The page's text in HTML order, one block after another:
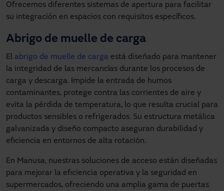
Ofrecemos diferentes sistemas de apertura para facilitar
su integración en espacios con requisitos específicos.
Abrigo de muelle de carga
El abrigo de muelle de carga está diseñado para mantener
la integridad de las mercancías durante los procesos de
carga y descarga. Impide la entrada de humos
contaminantes, protege contra las corrientes de aire y
evita la pérdida de temperatura, lo que resulta crucial para
productos sensibles o refrigerados. Su estructura metálica
galvanizada y diseño compacto aseguran durabilidad y
eficiencia en entornos de alta rotación.
En Manusa, nuestras soluciones de acceso están diseñadas
para mejorar la eficiencia operativa y la seguridad en
supermercados, ofreciendo una amplia gama de puertas